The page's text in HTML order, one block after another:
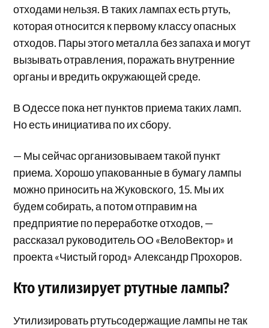
отходами нельзя. В таких лампах есть ртуть,
которая относится к первому классу опасных
отходов. Пары этого металла без запаха и могут
вызывать отравления, поражать внутренние
органы и вредить окружающей среде.
В Одессе пока нет пунктов приема таких ламп.
Но есть инициатива по их сбору.
— Мы сейчас организовываем такой пункт
приема. Хорошо упакованные в бумагу лампы
можно приносить на Жуковского, 15. Мы их
будем собирать, а потом отправим на
предприятие по переработке отходов, —
рассказал руководитель ОО «ВелоВектор» и
проекта «Чистый город» Александр Прохоров.
Кто утилизирует ртутные лампы?
Утилизировать ртутьсодержащие лампы не так